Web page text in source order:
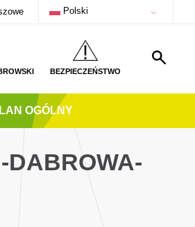
Polski
BEZPIECZEŃSTWO
OGÓLNY
DABROWA-